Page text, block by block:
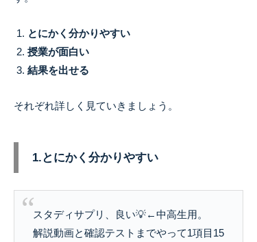
とにかく分かりやすい
授業が面白い
結果を出せる
それぞれ詳しく見ていきましょう。
1.とにかく分かりやすい
スタディサプリ、良い💡←中高生用。
解説動画と確認テストまでやって1項目15